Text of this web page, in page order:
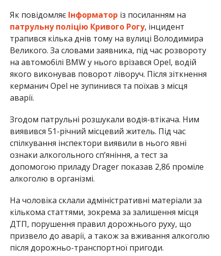
Як повідомляє Інформатор із посиланням на
патрульну поліцію Кривого Рогу, інцидент
трапився кілька днів тому на вулиці Володимира
Великого. За словами заявника, під час розвороту
на автомобілі BMW у нього врізався Opel, водій
якого виконував поворот ліворуч. Після зіткнення
керманич Opel не зупинився та поїхав з місця
аварії.
Згодом патрульні розшукали водія-втікача. Ним
виявився 51-річний місцевий житель. Під час
спілкування інспектори виявили в нього явні
ознаки алкогольного сп’яніння, а тест за
допомогою приладу Drager показав 2,86 проміле
алкоголю в організмі.
На чоловіка склали адміністративні матеріали за
кількома статтями, зокрема за залишення місця
ДТП, порушення правил дорожнього руху, що
призвело до аварії, а також за вживання алкоголю
після дорожньо-транспортної пригоди.